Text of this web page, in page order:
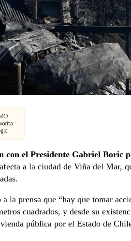
con el Presidente Gabriel Boric
a la ciudad de Viña del Mar,
la prensa que “hay que tomar
cuadrados, y desde su
pública por el Estado de